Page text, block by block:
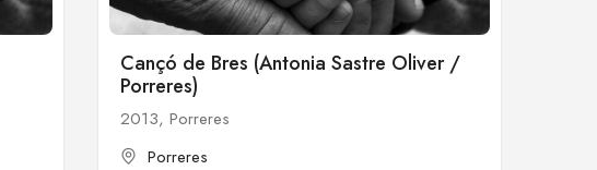
Cançó de Bres (Antonia Sastre Oliver /
Porreres)
2013, Porreres
Porreres